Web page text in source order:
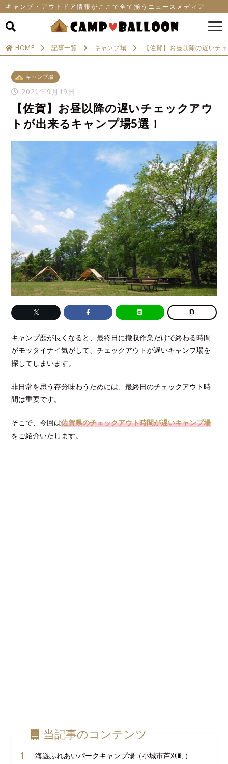
キャンプ・アウトドア情報がここで全て揃うニュースメディア
HOME 記事一覧 キャンプ場 【佐賀】お昼以降の遅いチ
キャンプ場
2021年9月19日
【佐賀】お昼以降の遅いチェックアウ
トが出来るキャンプ場5選！
キャンプ歴が長くなると、最終日に撤収作業だけで終わる時間
がモッタイナイ気がして、チェックアウトが遅いキャンプ場を
探してしまいます。
非日常を思う存分味わうためには、最終日のチェックアウト時
間は重要です。
そこで、今回は佐賀県のチェックアウト時間が遅いキャンプ場
をご紹介いたします。
当記事のコンテンツ
海遊ふれあいパークキャンプ場（小城市芦刈町）